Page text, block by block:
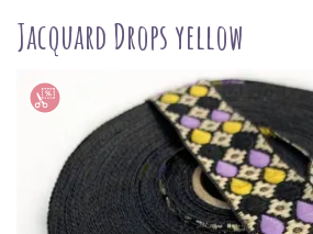
Jacquard Drops yellow